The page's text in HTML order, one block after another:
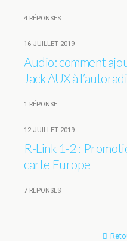
4 RÉPONSES
16 JUILLET 2019
Audio: comment
Jack AUX à
1 RÉPONSE
12 JUILLET 2019
R-Link 1-2 :
carte Europe
7 RÉPONSES